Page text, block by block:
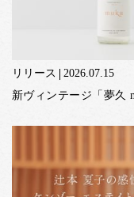
リリース
2026.07.15
新ヴィンテージ「夢久